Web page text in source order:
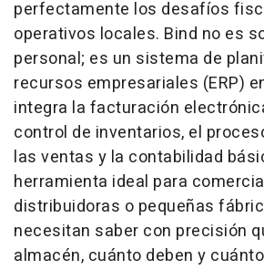
perfectamente los desafíos
operativos locales. Bind no es
personal; es un sistema de
recursos empresariales (ERP)
integra la facturación
control de inventarios, el
las ventas y la contabilidad
herramienta ideal para
distribuidoras o pequeñas
necesitan saber con precisión
almacén, cuánto deben y